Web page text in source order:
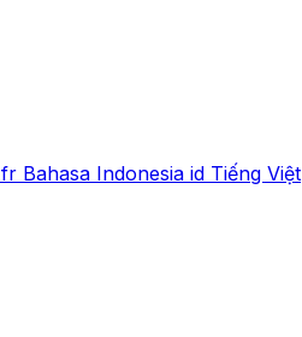
fr Bahasa Indonesia id Tiếng Việt